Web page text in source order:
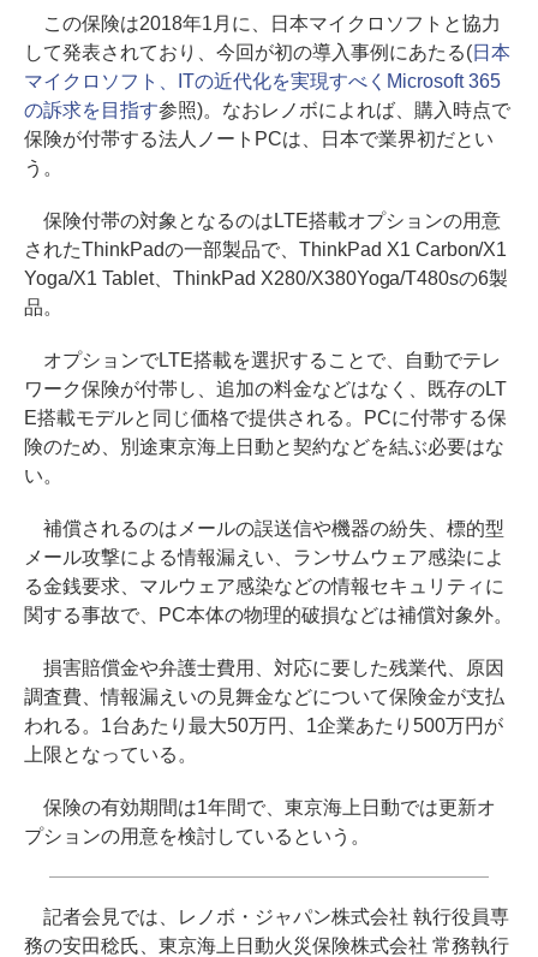
この保険は2018年1月に、日本マイクロソフトと協力
して発表されており、今回が初の導入事例にあたる(日本
マイクロソフト、ITの近代化を実現すべくMicrosoft 365
の訴求を目指す参照)。なおレノボによれば、購入時点で
保険が付帯する法人ノートPCは、日本で業界初だとい
う。
保険付帯の対象となるのはLTE搭載オプションの用意
されたThinkPadの一部製品で、ThinkPad X1 Carbon/X1
Yoga/X1 Tablet、ThinkPad X280/X380Yoga/T480sの6製
品。
オプションでLTE搭載を選択することで、自動でテレ
ワーク保険が付帯し、追加の料金などはなく、既存のLT
E搭載モデルと同じ価格で提供される。PCに付帯する保
険のため、別途東京海上日動と契約などを結ぶ必要はな
い。
補償されるのはメールの誤送信や機器の紛失、標的型
メール攻撃による情報漏えい、ランサムウェア感染によ
る金銭要求、マルウェア感染などの情報セキュリティに
関する事故で、PC本体の物理的破損などは補償対象外。
損害賠償金や弁護士費用、対応に要した残業代、原因
調査費、情報漏えいの見舞金などについて保険金が支払
われる。1台あたり最大50万円、1企業あたり500万円が
上限となっている。
保険の有効期間は1年間で、東京海上日動では更新オ
プションの用意を検討しているという。
記者会見では、レノボ・ジャパン株式会社 執行役員専
務の安田稔氏、東京海上日動火災保険株式会社 常務執行